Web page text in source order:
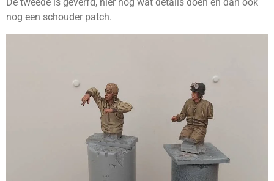
nog een schouder patch.